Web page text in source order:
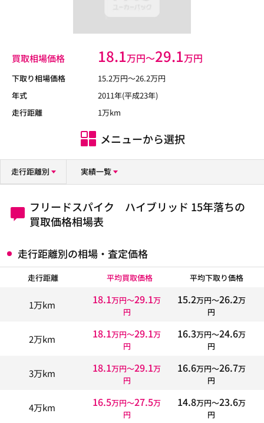
買取相場価格 18.1万円〜29.1万円
下取り相場価格 15.2万円〜26.2万円
年式
2011年(平成23年)
走行距離
1万km
メニューから選択
走行距離別 実績一覧
フリードスパイク ハイブリッド 15年落ちの
買取価格相場表
走行距離別の相場・査定価格
走行距離 平均買取価格 平均下取り価格
1万km 18.1万円〜29.1万
円
15.2万円〜26.2万
円
2万km 18.1万円〜29.1万
円
16.3万円〜24.6万
円
3万km 18.1万円〜29.1万
円
16.6万円〜26.7万
円
4万km 16.5万円〜27.5万
円
14.8万円〜23.6万
円